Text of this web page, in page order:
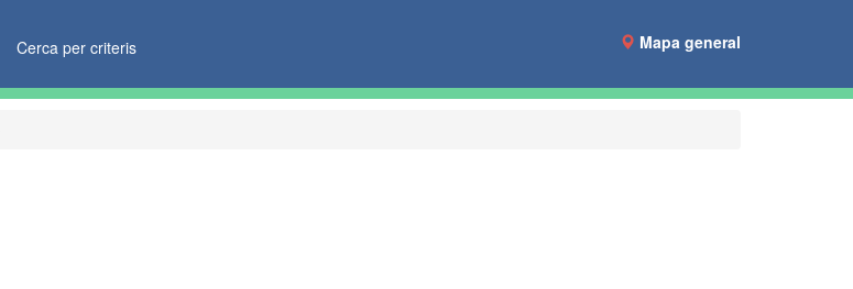
Cerca per criteris Mapa general